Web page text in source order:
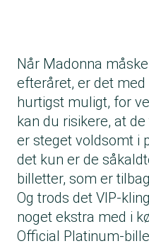
Når Madonna
efteråret, er det
hurtigst muligt, for
kan du risikere, at
er steget voldsomt i
det kun er de
billetter, som er
Og trods det VIP-
noget ekstra med i
Official Platinum-